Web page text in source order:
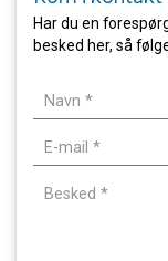
Har du en
besked her, så